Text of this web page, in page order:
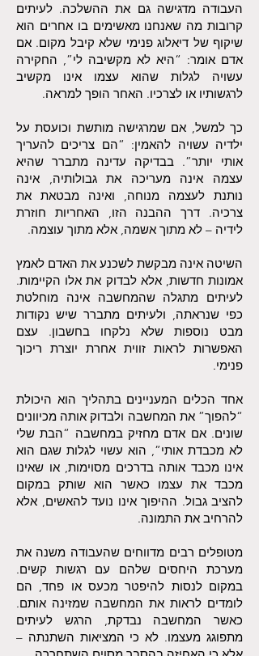
העבודה מדגישה גם את ההשלכה. לעיתים
קרובות מה שאנחנו מאשימים בו אחרים הוא
שיקוף של דיאלוג פנימי שלא קיבל מקום. אם
אדם אומר: “היא לא מקשיבה לי”, החקירה
עשויה לגלות שהוא עצמו אינו מקשיב
לרגשותיו או לצרכיו. האחר הופך למראה.
כך למשל, אם שמרגישה מותשת וכועסת על
ילדיה עשויה להאמין: “הם צריכים להעריך
אותי יותר”. בבדיקה עדינה מתברר שהיא
עצמה אינה מעריכה את גבולותיה, אינה
נותנת לעצמה מנוחה, ואינה מבטאת את
צרכיה. דרך ההבנה הזו, האחריות חוזרת
לידיה – לא מתוך אשמה, אלא מתוך עוצמה.
השיטה אינה מבקשת לשכנע את האדם לאמץ
אמונות חדשות, אלא לבדוק את אלו הקיימות.
לעיתים מתגלה שהמחשבה אינה מוחלטת
כפי שנראתה, ולעיתים מתברר שיש נקודות
מבט נוספות שלא נלקחו בחשבון. עצם
האפשרות לראות זווית אחרת יוצרת ריכוך
פנימי.
אחד הכלים המעניינים בתהליך הוא היכולת
“להפוך” את המחשבה ולבדוק אותה מכיוונים
שונים. אם אדם מחזיק במחשבה “הבת שלי
לא מכבדת אותי”, הוא עשוי לגלות שגם הוא
אינו מכבד אותה בדרכים מסוימות, או שאינו
מכבד את עצמו כאשר הוא שותק במקום
להציב גבול. ההיפוך אינו נועד להאשים, אלא
להרחיב את התמונה.
מטופלים רבים מדווחים שהעבודה משנה את
מערכת היחסים שלהם עם רגשות קשים.
במקום לנסות להיפטר מכעס או פחד, הם
לומדים לראות את המחשבה שמזינה אותם.
כאשר המחשבה נבדקת, הרגש לעיתים
מתפוגג מעצמו. לא כי המציאות השתנתה –